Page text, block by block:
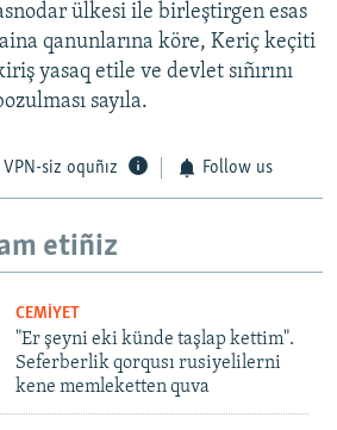
ülkesi ile birleştirgen esas
qanunlarına köre, Keriç keçiti
yasaq etile ve devlet sıñırını
sayıla.
VPN-siz oquñız Follow us
etiñiz
CEMİYET
"Er şeyni eki künde taşlap kettim".
Seferberlik qorqusı rusiyelilerni
kene memleketten quva